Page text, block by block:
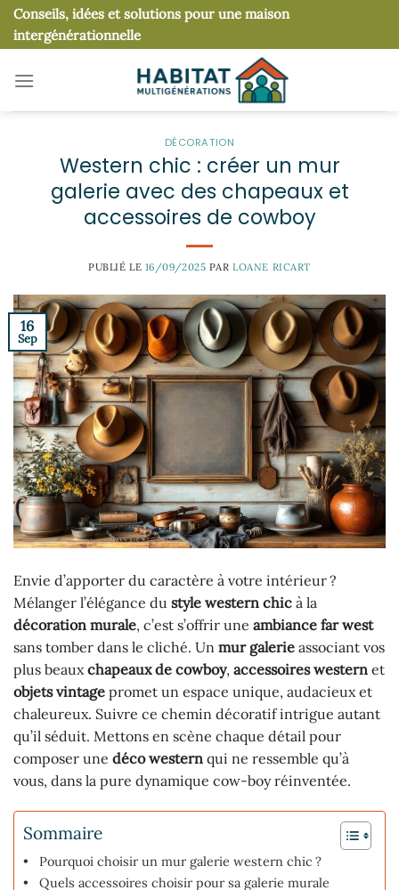
Passer
au
contenu
Conseils, idées et solutions pour une maison
intergénérationnelle
DÉCORATION
Western chic : créer un mur
galerie avec des chapeaux et
accessoires de cowboy
PUBLIÉ LE 16/09/2025 PARLOANE RICART
16
Sep
Envie d’apporter du caractère à votre intérieur ?
Mélanger l’élégance du style western chic à la
décoration murale, c’est s’offrir une ambiance far west
sans tomber dans le cliché. Un mur galerie associant vos
plus beauxchapeaux de cowboy, accessoires western et
objets vintage promet un espace unique, audacieux et
chaleureux. Suivre ce chemin décoratif intrigue autant
qu’il séduit. Mettons en scène chaque détail pour
composer une déco western qui ne ressemble qu’à
vous, dans la pure dynamique cow-boy réinventée.
Sommaire
Pourquoi choisir un mur galerie western chic ?
Quels accessoires choisir pour sa galerie murale